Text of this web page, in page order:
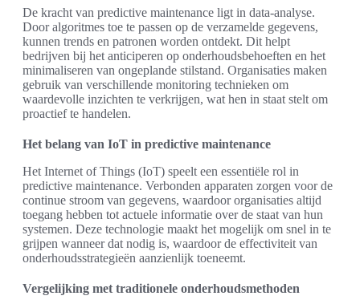
De kracht van predictive maintenance ligt in data-analyse.
Door algoritmes toe te passen op de verzamelde gegevens,
kunnen trends en patronen worden ontdekt. Dit helpt
bedrijven bij het anticiperen op onderhoudsbehoeften en het
minimaliseren van ongeplande stilstand. Organisaties maken
gebruik van verschillende monitoring technieken om
waardevolle inzichten te verkrijgen, wat hen in staat stelt om
proactief te handelen.
Het belang van IoT in predictive maintenance
Het Internet of Things (IoT) speelt een essentiële rol in
predictive maintenance. Verbonden apparaten zorgen voor de
continue stroom van gegevens, waardoor organisaties altijd
toegang hebben tot actuele informatie over de staat van hun
systemen. Deze technologie maakt het mogelijk om snel in te
grijpen wanneer dat nodig is, waardoor de effectiviteit van
onderhoudsstrategieën aanzienlijk toeneemt.
Vergelijking met traditionele onderhoudsmethoden